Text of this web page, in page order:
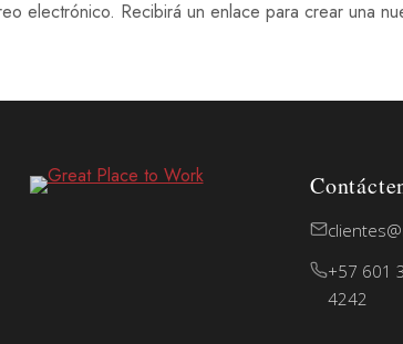
electrónico. Recibirá un enlace para crear una
+57 601
4242